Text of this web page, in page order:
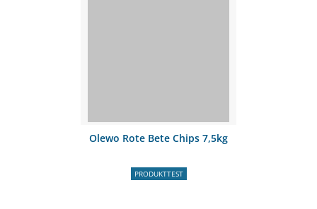
Olewo Rote Bete Chips 7,5kg
PRODUKTTEST